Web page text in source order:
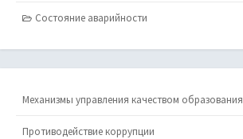
Состояние аварийности
Механизмы управления качеством образования
Противодействие коррупции